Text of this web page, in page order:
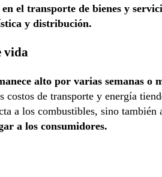
el transporte de bienes y
y distribución.
vida
alto por varias semanas o
costos de transporte y energía
a los combustibles, sino también
a los consumidores.